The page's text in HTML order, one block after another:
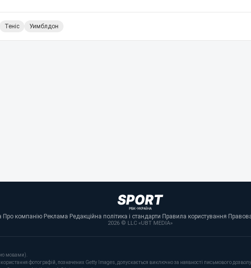
Теніс Уимблдон
· Про компанію· Реклама· Редакційна політика і стандарти· Правила користування·
2026 © LLC «UBT MEDIA»
мовами).
фотографій, позначених Getty Images, допускається виключно за наявності письмового